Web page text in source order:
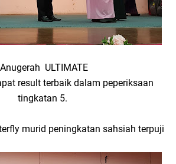
Anugerah ULTIMATE
result terbaik dalam peperiksaan
tingkatan 5.
murid peningkatan sahsiah terpuji